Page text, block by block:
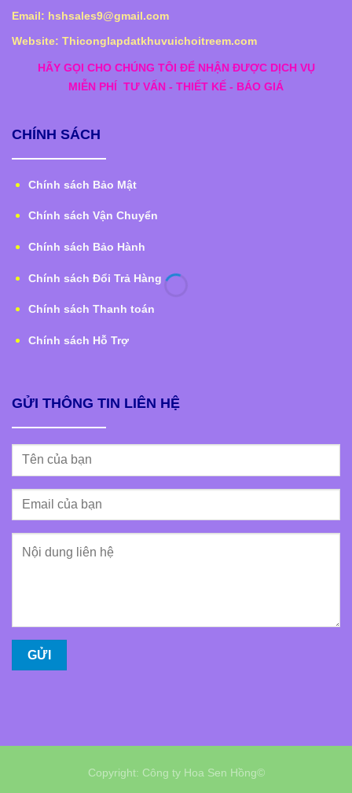
Email: hshsales9@gmail.com
Website: Thiconglapdatkhuvuichoitreem.com
HÃY GỌI CHO CHÚNG TÔI ĐỂ NHẬN ĐƯỢC DỊCH VỤ
MIỄN PHÍ TƯ VẤN - THIẾT KẾ - BÁO GIÁ
CHÍNH SÁCH
Chính sách Bảo Mật
Chính sách Vận Chuyển
Chính sách Bảo Hành
Chính sách Đổi Trả Hàng
Chính sách Thanh toán
Chính sách Hỗ Trợ
GỬI THÔNG TIN LIÊN HỆ
Copyright: Công ty Hoa Sen Hồng©